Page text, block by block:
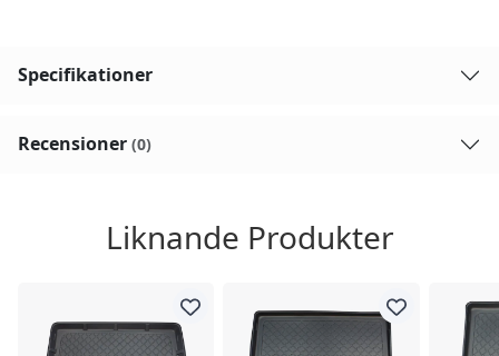
Specifikationer
Recensioner (0)
Liknande Produkter